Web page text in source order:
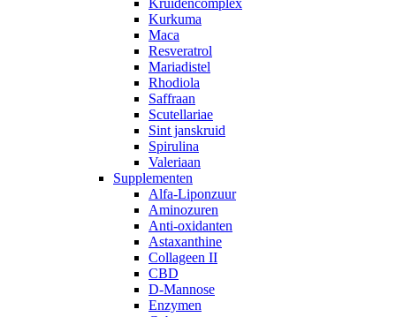
Kruidencomplex
Kurkuma
Maca
Resveratrol
Mariadistel
Rhodiola
Saffraan
Scutellariae
Sint janskruid
Spirulina
Valeriaan
Supplementen
Alfa-Liponzuur
Aminozuren
Anti-oxidanten
Astaxanthine
Collageen II
CBD
D-Mannose
Enzymen